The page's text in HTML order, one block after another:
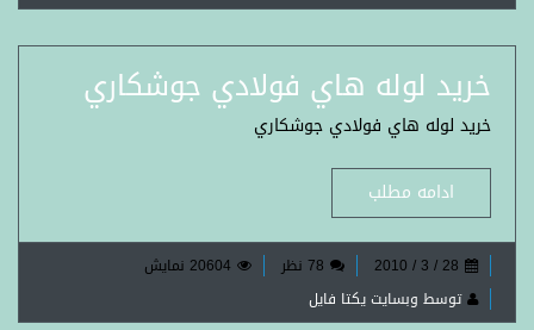
خرید لوله هاي فولادي جوشكاري
خرید لوله هاي فولادي جوشكاري
ادامه مطلب
28 / 3 / 2010 78 نظر
20604 نمایش
توسط وبسایت یکتا فایل